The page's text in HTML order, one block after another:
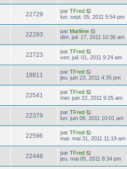
22729 par TFred
lun. sept. 05, 2011 5:54 pm
22283 par Marlène
dim. juil. 17, 2011 10:36 am
22723 par TFred
ven. juil. 01, 2011 9:24 am
18811 par TFred
jeu. juin 23, 2011 4:35 pm
22541 par TFred
mer. juin 22, 2011 9:25 am
22379 par TFred
lun. juin 06, 2011 10:01 am
22596 par TFred
mar. mai 31, 2011 11:19 am
22448 par TFred
jeu. mai 05, 2011 8:34 pm